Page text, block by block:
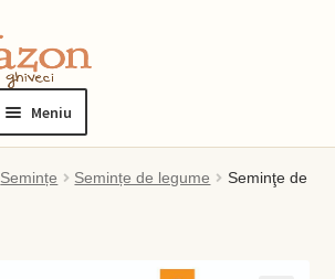
Meniu
Semințe Semințe de legume
Seminţe de